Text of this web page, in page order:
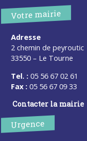
Votre mairie
Adresse
2 chemin de peyroutic
33550 – Le Tourne
Tel. : 05 56 67 02 61
Fax : 05 56 67 09 33
Contacter la mairie
Urgence